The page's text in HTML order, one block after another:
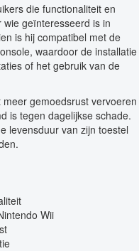
die functionaliteit en
geïnteresseerd is in
is hij compatibel met de
waardoor de installatie
of het gebruik van de
gemoedsrust vervoeren
is tegen dagelijkse schade.
levensduur van zijn toestel
Wii